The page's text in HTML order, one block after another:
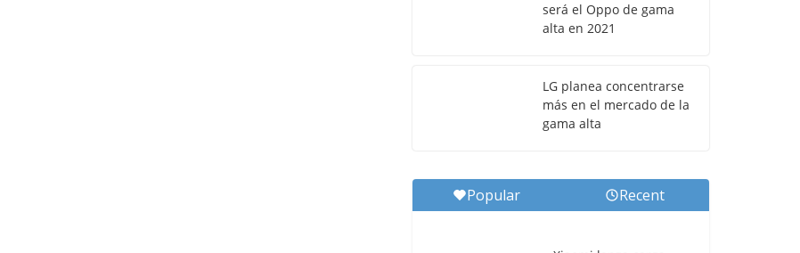
será el Oppo de gama
alta en 2021
LG planea concentrarse
más en el mercado de la
gama alta
Popular Recent